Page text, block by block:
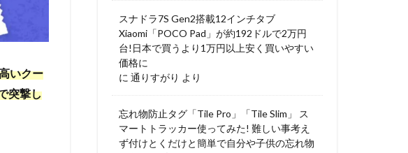
いクー
突撃し
スナドラ7S Gen2搭載12インチタブ
Xiaomi「POCO Pad」が約192ドルで2万円
台!日本で買うより1万円以上安く買いやすい
価格に
に 通りすがり より
忘れ物防止タグ「Tile Pro」「Tile Slim」 ス
マートトラッカー使ってみた! 難しい事考え
ず付けとくだけと簡単で自分や子供の忘れ物